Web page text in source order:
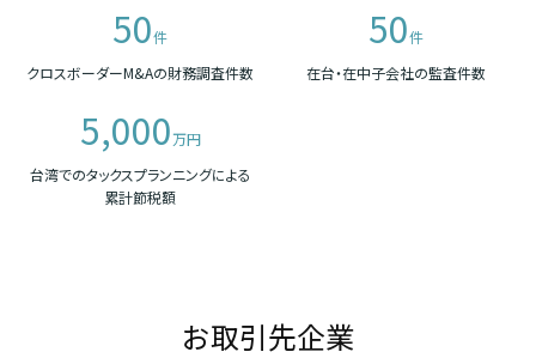
50件
クロスボーダーM&Aの財務調査件数
50件
在台・在中子会社の監査件数
5,000万円
台湾でのタックスプランニングによる
累計節税額
お取引先企業